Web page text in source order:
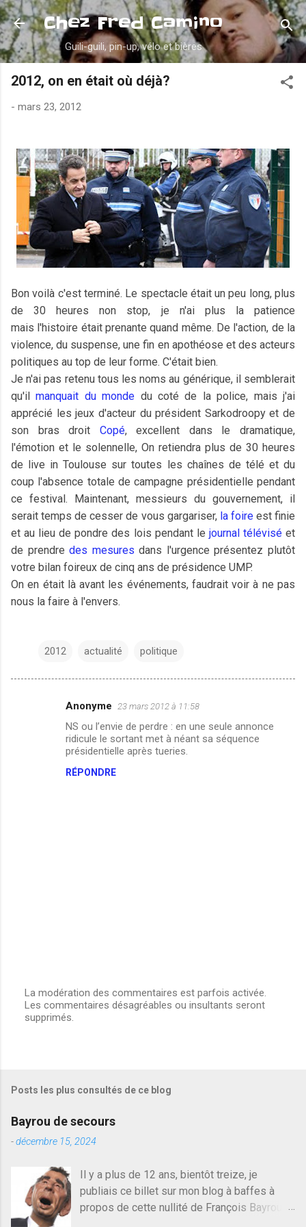
Accéder au contenu principal
Chez Fred Camino
Guili-guili, pin-up, vélo et bières
2012, on en était où déjà?
- mars 23, 2012
Bon voilà c'est terminé. Le spectacle était un peu long, plus
de 30 heures non stop, je n'ai plus la patience
mais l'histoire était prenante quand même. De l'action, de la
violence, du suspense, une fin en apothéose et des acteurs
politiques au top de leur forme. C'était bien.
Je n'ai pas retenu tous les noms au générique, il semblerait
qu'ilmanquait du monde du coté de la police, mais j'ai
apprécié les jeux d'acteur du président Sarkodroopy et de
son bras droit Copé, excellent dans le dramatique,
l'émotion et le solennelle, On retiendra plus de 30 heures
de live in Toulouse sur toutes les chaînes de télé et du
coup l'absence totale de campagne présidentielle pendant
ce festival. Maintenant, messieurs du gouvernement, il
serait temps de cesser de vous gargariser, la foireest finie
et au lieu de pondre des lois pendant le journal téléviséet
de prendredes mesures dans l'urgence présentez plutôt
votre bilan foireux de cinq ans de présidence UMP.
On en était là avant les événements, faudrait voir à ne pas
nous la faire à l'envers.
2012 actualité politique
Anonyme 23 mars 2012 à 11:58
NS ou l’envie de perdre : en une seule annonce
ridicule le sortant met à néant sa séquence
présidentielle après tueries.
RÉPONDRE
E
n
t
e
r
u
m
m
e
La modération des commentaires est parfois activée.
Les commentaires désagréables ou insultants seront
supprimés.
Posts les plus consultés de ce blog
Bayrou de secours
-décembre 15, 2024
Il y a plus de 12 ans, bientôt treize, je
publiais ce billet sur mon blog à baffes à
propos de cette nullité de François Bayrou. Il